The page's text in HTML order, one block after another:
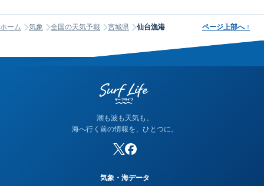
ホーム 気象 全国の天気予報 宮城県 仙台漁港 ページ上部へ ↑
潮も波も天気も。
海へ行く前の情報を、ひとつに。
気象・海データ